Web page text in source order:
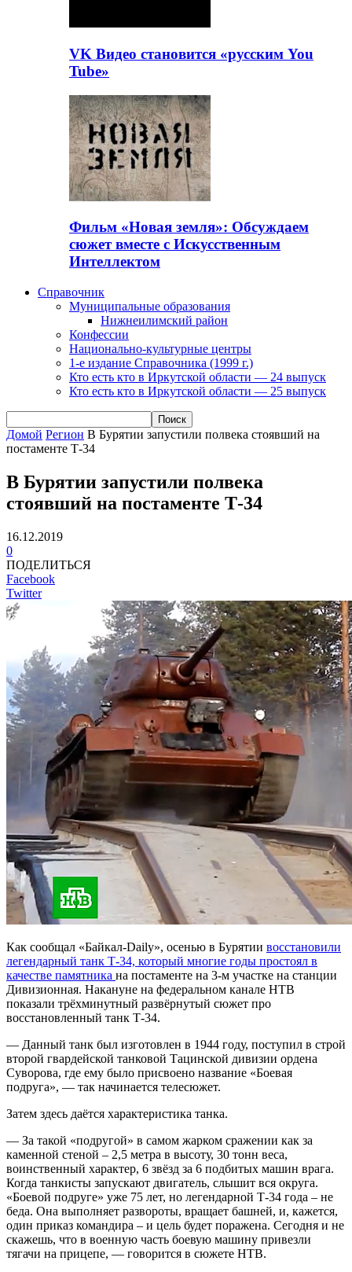
VK Видео становится «русским You
Tube»
Фильм «Новая земля»: Обсуждаем
сюжет вместе с Искусственным
Интеллектом
Справочник
Муниципальные образования
Нижнеилимский район
Конфессии
Национально-культурные центры
1-е издание Справочника (1999 г.)
Кто есть кто в Иркутской области — 24 выпуск
Кто есть кто в Иркутской области — 25 выпуск
Домой Регион В Бурятии запустили полвека стоявший на
постаменте Т-34
В Бурятии запустили полвека
стоявший на постаменте Т-34
16.12.2019
0
ПОДЕЛИТЬСЯ
Facebook
Twitter
Как сообщал «Байкал-Daily», осенью в Бурятии восстановили
легендарный танк Т-34, который многие годы простоял в
качестве памятника на постаменте на 3-м участке на станции
Дивизионная. Накануне на федеральном канале НТВ
показали трёхминутный развёрнутый сюжет про
восстановленный танк Т-34.
— Данный танк был изготовлен в 1944 году, поступил в строй
второй гвардейской танковой Тацинской дивизии ордена
Суворова, где ему было присвоено название «Боевая
подруга», — так начинается телесюжет.
Затем здесь даётся характеристика танка.
— За такой «подругой» в самом жарком сражении как за
каменной стеной – 2,5 метра в высоту, 30 тонн веса,
воинственный характер, 6 звёзд за 6 подбитых машин врага.
Когда танкисты запускают двигатель, слышит вся округа.
«Боевой подруге» уже 75 лет, но легендарной Т-34 года – не
беда. Она выполняет развороты, вращает башней, и, кажется,
один приказ командира – и цель будет поражена. Сегодня и не
скажешь, что в военную часть боевую машину привезли
тягачи на прицепе, — говорится в сюжете НТВ.